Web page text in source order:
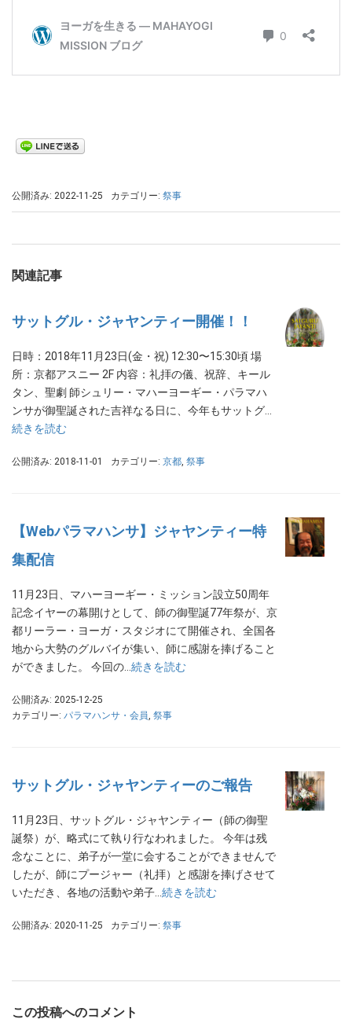
公開済み: 2022-11-25 カテゴリー: 祭事
関連記事
サットグル・ジャヤンティー開催！！
日時：2018年11月23日(金・祝) 12:30〜15:30頃 場
所：京都アスニー 2F 内容：礼拝の儀、祝辞、キール
タン、聖劇 師シュリー・マハーヨーギー・パラマハ
ンサが御聖誕された吉祥なる日に、今年もサットグ…
続きを読む
公開済み: 2018-11-01 カテゴリー: 京都, 祭事
【Webパラマハンサ】ジャヤンティー特
集配信
11月23日、マハーヨーギー・ミッション設立50周年
記念イヤーの幕開けとして、師の御聖誕77年祭が、京
都リーラー・ヨーガ・スタジオにて開催され、全国各
地から大勢のグルバイが集い、師に感謝を捧げること
ができました。 今回の…続きを読む
公開済み: 2025-12-25
カテゴリー: パラマハンサ・会員, 祭事
サットグル・ジャヤンティーのご報告
11月23日、サットグル・ジャヤンティー（師の御聖
誕祭）が、略式にて執り行なわれました。 今年は残
念なことに、弟子が一堂に会することができませんで
したが、師にプージャー（礼拝）と感謝を捧げさせて
いただき、各地の活動や弟子…続きを読む
公開済み: 2020-11-25 カテゴリー: 祭事
この投稿へのコメント